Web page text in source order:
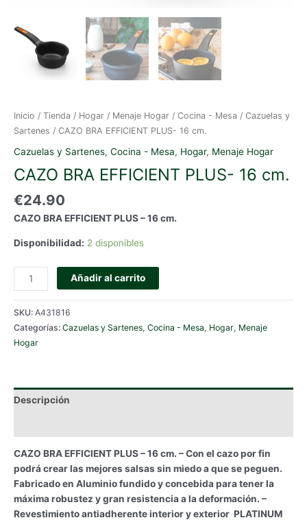
Inicio / Tienda / Hogar / Menaje Hogar / Cocina - Mesa / Cazuelas y
Sartenes / CAZO BRA EFFICIENT PLUS- 16 cm.
Cazuelas y Sartenes, Cocina - Mesa, Hogar, Menaje Hogar
CAZO BRA EFFICIENT PLUS- 16 cm.
€24.90
CAZO BRA EFFICIENT PLUS – 16 cm.
Disponibilidad: 2 disponibles
CAZO
BRA
EFFICIENT
PLUS-
16
cm.
Añadir al carrito
SKU: A431816
Categorías: Cazuelas y Sartenes, Cocina - Mesa, Hogar, Menaje
Hogar
Descripción
CAZO BRA EFFICIENT PLUS – 16 cm. – Con el cazo por fin
podrá crear las mejores salsas sin miedo a que se peguen.
Fabricado en Aluminio fundido y concebida para tener la
máxima robustez y gran resistencia a la deformación. –
Revestimiento antiadherente interior y exterior PLATINUM